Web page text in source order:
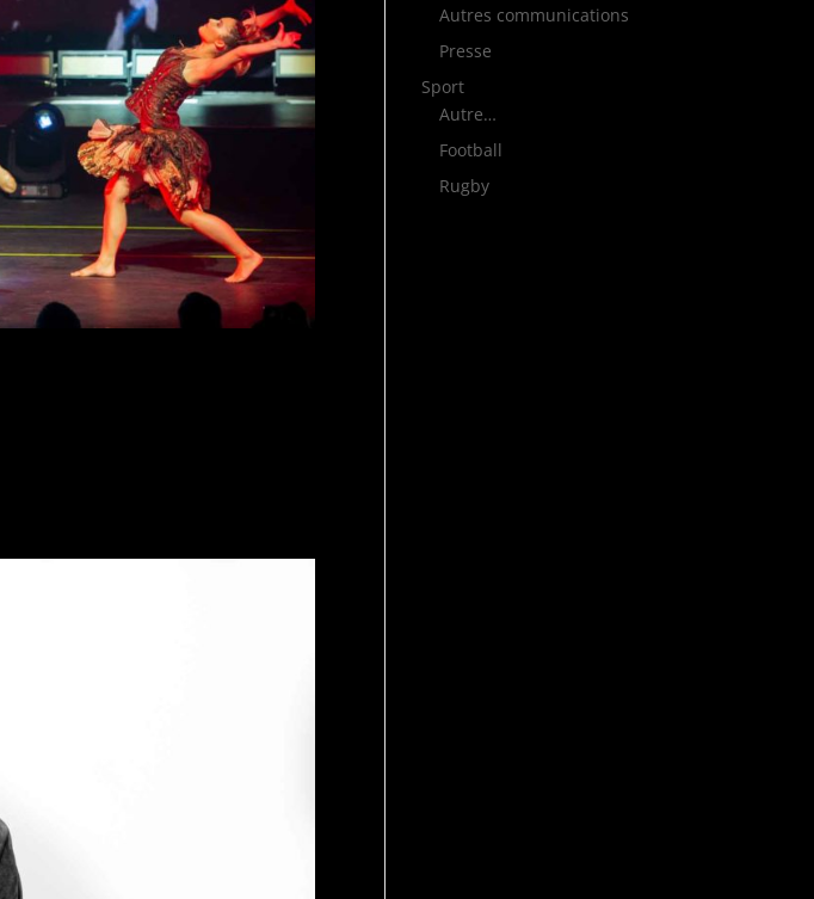
Autres communications
Presse
Sport
Autre…
Football
Rugby